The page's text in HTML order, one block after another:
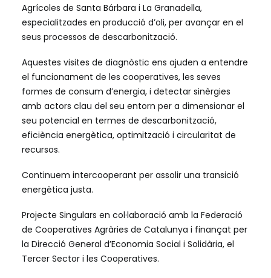
Agrícoles de Santa Bárbara i La Granadella,
especialitzades en producció d’oli, per avançar en el
seus processos de descarbonització.
Aquestes visites de diagnòstic ens ajuden a entendre
el funcionament de les cooperatives, les seves
formes de consum d’energia, i detectar sinèrgies
amb actors clau del seu entorn per a dimensionar el
seu potencial en termes de descarbonització,
eficiència energètica, optimització i circularitat de
recursos.
Continuem intercooperant per assolir una transició
energètica justa.
Projecte Singulars en col·laboració amb la Federació
de Cooperatives Agràries de Catalunya i finançat per
la Direcció General d’Economia Social i Solidària, el
Tercer Sector i les Cooperatives.